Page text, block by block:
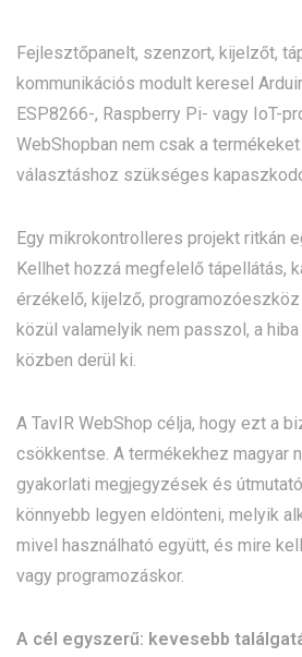
Fejlesztőpanelt, szenzort, kijelzőt,
kommunikációs modult keresel
ESP8266-, Raspberry Pi- vagy IoT-
WebShopban nem csak a
választáshoz szükséges
Egy mikrokontrolleres projekt ritkán
Kellhet hozzá megfelelő tápellátás,
érzékelő, kijelző,
közül valamelyik nem passzol, a
közben derül ki.
A TavIR WebShop célja, hogy ezt a
csökkentse. A termékekhez magyar
gyakorlati megjegyzések és
könnyebb legyen eldönteni, melyik
mivel használható együtt, és mire
vagy programozáskor.
A cél egyszerű: kevesebb